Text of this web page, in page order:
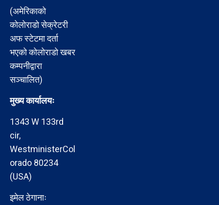
(अमेरिकाको
कोलोराडो सेक्रेटरी
अफ स्टेटमा दर्ता
भएको कोलोराडो खबर
कम्पनीद्वारा
सञ्चालित)
मुख्य कार्यालयः
1343 W 133rd
cir,
WestministerCol
orado 80234
(USA)
इमेल ठेगानाः